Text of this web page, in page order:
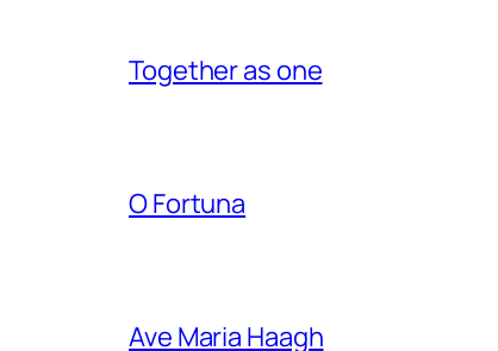
Together as one
O Fortuna
Ave Maria Haagh